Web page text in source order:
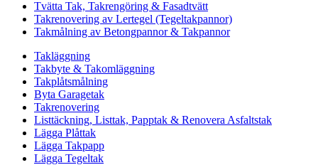
Tvätta Tak, Takrengöring & Fasadtvätt
Takrenovering av Lertegel (Tegeltakpannor)
Takmålning av Betongpannor & Takpannor
Takläggning
Takbyte & Takomläggning
Takplåtsmålning
Byta Garagetak
Takrenovering
Listtäckning, Listtak, Papptak & Renovera Asfaltstak
Lägga Plåttak
Lägga Takpapp
Lägga Tegeltak